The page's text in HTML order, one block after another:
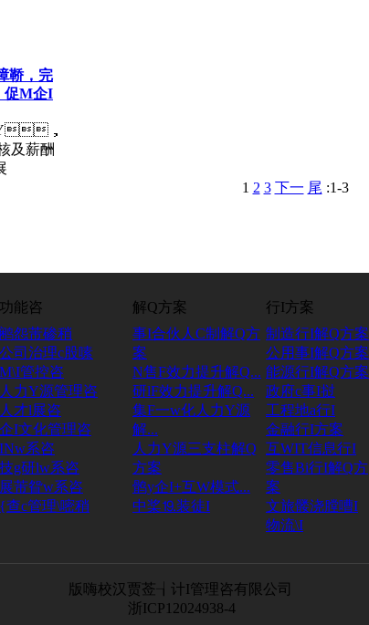
，完
促M企I
，
及薪酬
1 2 3 下一 尾 :1-3
功能咨
鹇怨芾碜稍
公司治理c股嗉
M\I管控咨
人力Y源管理咨
人才l展咨
企I文化管理咨
INw系咨
技g研lw系咨
展芾眢w系咨
{查c管理\嘧稍
解Q方案
事I合伙人C制解Q方
案
N售F效力提升解Q...
研lF效力提升解Q...
集F一w化人力Y源
解...
人力Y源三支柱解Q
方案
鹘y企I+互W模式...
中桨⒚装徒I
行I方案
制造行I解Q方案
公用事I解Q方案
能源行I解Q方案
政府c事I挝
工程地a行I
金融行I方案
互WIT信息行I
零售Bi行I解Q方
案
文旅髅浇膛嘈I
物流\I
版嗨校汉贾莶┧计I管理咨有限公司
浙ICP12024938-4